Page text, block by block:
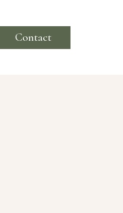
Contact